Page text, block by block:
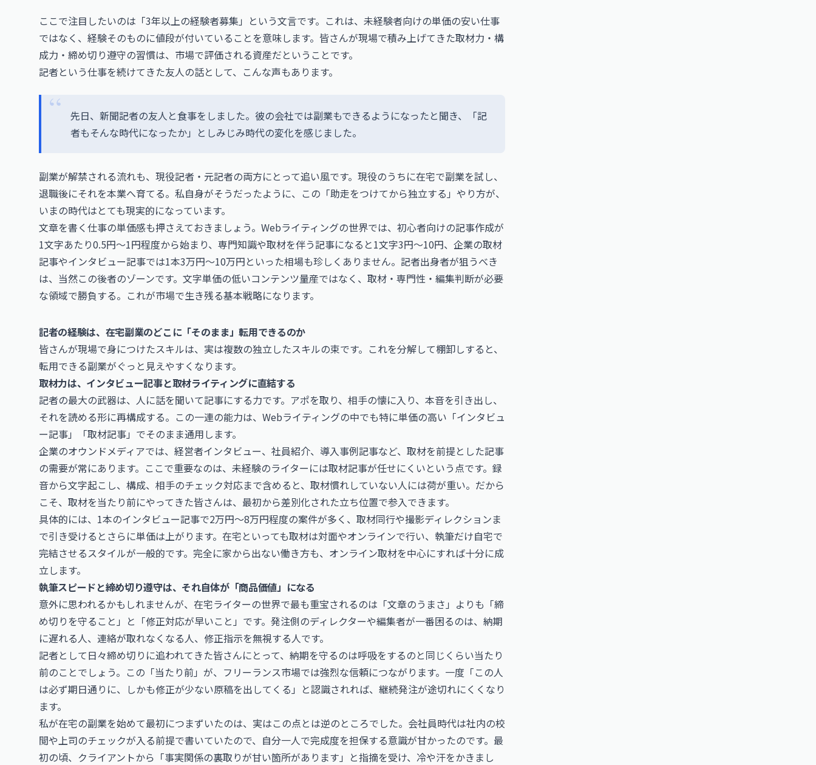
ここで注目したいのは「3年以上の経験者募集」という文言です。これは、未経験者向けの単価の安い仕事
ではなく、経験そのものに値段が付いていることを意味します。皆さんが現場で積み上げてきた取材力・構
成力・締め切り遵守の習慣は、市場で評価される資産だということです。
記者という仕事を続けてきた友人の話として、こんな声もあります。
先日、新聞記者の友人と食事をしました。彼の会社では副業もできるようになったと聞き、「記
者もそんな時代になったか」としみじみ時代の変化を感じました。
副業が解禁される流れも、現役記者・元記者の両方にとって追い風です。現役のうちに在宅で副業を試し、
退職後にそれを本業へ育てる。私自身がそうだったように、この「助走をつけてから独立する」やり方が、
いまの時代はとても現実的になっています。
文章を書く仕事の単価感も押さえておきましょう。Webライティングの世界では、初心者向けの記事作成が
1文字あたり0.5円〜1円程度から始まり、専門知識や取材を伴う記事になると1文字3円〜10円、企業の取材
記事やインタビュー記事では1本3万円〜10万円といった相場も珍しくありません。記者出身者が狙うべき
は、当然この後者のゾーンです。文字単価の低いコンテンツ量産ではなく、取材・専門性・編集判断が必要
な領域で勝負する。これが市場で生き残る基本戦略になります。
記者の経験は、在宅副業のどこに「そのまま」転用できるのか
皆さんが現場で身につけたスキルは、実は複数の独立したスキルの束です。これを分解して棚卸しすると、
転用できる副業がぐっと見えやすくなります。
取材力は、インタビュー記事と取材ライティングに直結する
記者の最大の武器は、人に話を聞いて記事にする力です。アポを取り、相手の懐に入り、本音を引き出し、
それを読める形に再構成する。この一連の能力は、Webライティングの中でも特に単価の高い「インタビュ
ー記事」「取材記事」でそのまま通用します。
企業のオウンドメディアでは、経営者インタビュー、社員紹介、導入事例記事など、取材を前提とした記事
の需要が常にあります。ここで重要なのは、未経験のライターには取材記事が任せにくいという点です。録
音から文字起こし、構成、相手のチェック対応まで含めると、取材慣れしていない人には荷が重い。だから
こそ、取材を当たり前にやってきた皆さんは、最初から差別化された立ち位置で参入できます。
具体的には、1本のインタビュー記事で2万円〜8万円程度の案件が多く、取材同行や撮影ディレクションま
で引き受けるとさらに単価は上がります。在宅といっても取材は対面やオンラインで行い、執筆だけ自宅で
完結させるスタイルが一般的です。完全に家から出ない働き方も、オンライン取材を中心にすれば十分に成
立します。
執筆スピードと締め切り遵守は、それ自体が「商品価値」になる
意外に思われるかもしれませんが、在宅ライターの世界で最も重宝されるのは「文章のうまさ」よりも「締
め切りを守ること」と「修正対応が早いこと」です。発注側のディレクターや編集者が一番困るのは、納期
に遅れる人、連絡が取れなくなる人、修正指示を無視する人です。
記者として日々締め切りに追われてきた皆さんにとって、納期を守るのは呼吸をするのと同じくらい当たり
前のことでしょう。この「当たり前」が、フリーランス市場では強烈な信頼につながります。一度「この人
は必ず期日通りに、しかも修正が少ない原稿を出してくる」と認識されれば、継続発注が途切れにくくなり
ます。
私が在宅の副業を始めて最初につまずいたのは、実はこの点とは逆のところでした。会社員時代は社内の校
閲や上司のチェックが入る前提で書いていたので、自分一人で完成度を担保する意識が甘かったのです。最
初の頃、クライアントから「事実関係の裏取りが甘い箇所があります」と指摘を受け、冷や汗をかきまし